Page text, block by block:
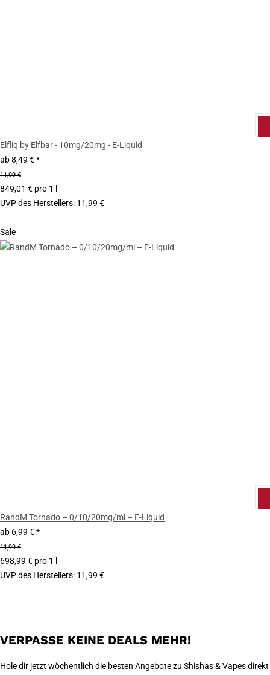
Elfliq by Elfbar - 10mg/20mg - E-Liquid
ab8,49 €*
11,99 €
849,01 € pro 1 l
UVP des Herstellers: 11,99 €
Sale
RandM Tornado – 0/10/20mg/ml – E-Liquid
ab 6,99 €*
11,99 €
698,99 € pro 1 l
UVP des Herstellers: 11,99 €
VERPASSE KEINE DEALS MEHR!
Hole dir jetzt wöchentlich die besten Angebote zu Shishas & Vapes direkt